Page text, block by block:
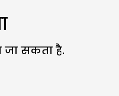
जा सकता है.